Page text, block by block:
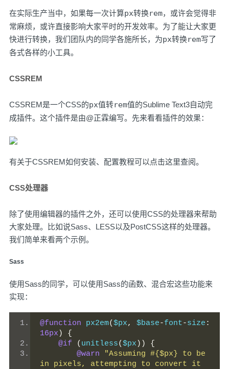
在实际生产当中，如果每一次计算px转换rem，或许会觉得非
常麻烦，或许直接影响大家平时的开发效率。为了能让大家更
快进行转换，我们团队内的同学各施所长，为px转换rem写了
各式各样的小工具。
CSSREM
CSSREM是一个CSS的px值转rem值的Sublime Text3自动完
成插件。这个插件是由@正霖编写。先来看看插件的效果：
有关于CSSREM如何安装、配置教程可以 点击这里查阅。
CSS处理器
除了使用编辑器的插件之外，还可以使用CSS的处理器来帮助
大家处理。比如说Sass、LESS以及PostCSS这样的处理器。
我们简单来看两个示例。
Sass
使用Sass的同学，可以使用Sass的函数、混合宏这些功能来
实现：
@function px2em($px, $base-font-size :
16px )
{
@if
( unitless($px ))
{
@warn
"Assuming #{$px} to be
in pixels, attempting to convert it